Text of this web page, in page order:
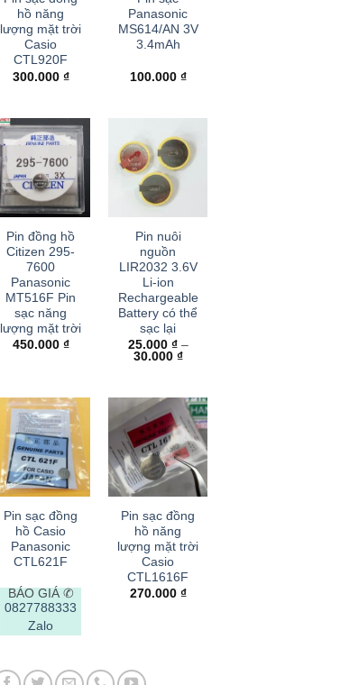
hồ năng
lượng mặt trời
Casio
CTL920F
300.000 ₫
Panasonic
MS614/AN 3V
3.4mAh
100.000 ₫
Pin đồng hồ
Citizen 295-
7600
Panasonic
MT516F Pin
sạc năng
lượng mặt trời
450.000 ₫
Pin nuôi
nguồn
LIR2032 3.6V
Li-ion
Rechargeable
Battery có thể
sạc lại
25.000 ₫ –
30.000 ₫Khoảng
đến
30.000 ₫
+
Pin sạc đồng
hồ Casio
Panasonic
CTL621F
BÁO GIÁ ✆
0827788333
Zalo
+
Pin sạc đồng
hồ năng
lượng mặt trời
Casio
CTL1616F
270.000 ₫